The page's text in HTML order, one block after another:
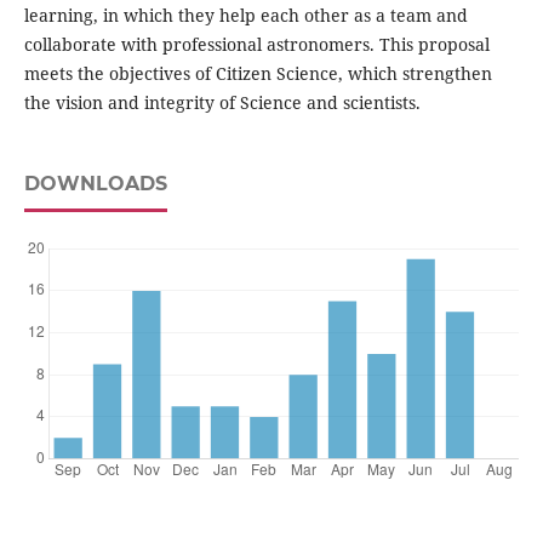
learning, in which they help each other as a team and
collaborate with professional astronomers. This proposal
meets the objectives of Citizen Science, which strengthen
the vision and integrity of Science and scientists.
DOWNLOADS